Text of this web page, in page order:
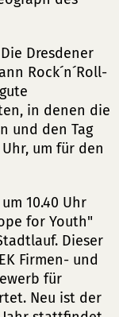
Dresdener
Rock´n´Roll-
in denen die
und den Tag
um für den
10.40 Uhr
for Youth"
Dieser
Firmen- und
für
Neu ist der